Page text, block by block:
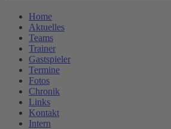
Home
Aktuelles
Teams
Trainer
Gastspieler
Termine
Fotos
Chronik
Links
Kontakt
Intern